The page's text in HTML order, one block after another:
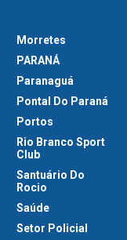
Morretes
PARANÁ
Paranaguá
Pontal Do Paraná
Portos
Rio Branco Sport
Club
Santuário Do
Rocio
Saúde
Setor Policial